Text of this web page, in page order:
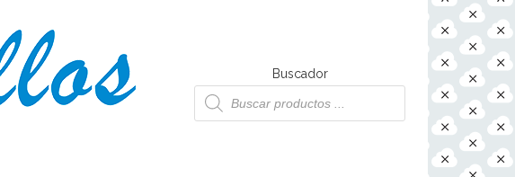
Buscador
Búsqueda
de
productos